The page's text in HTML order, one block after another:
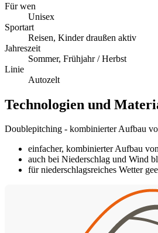
Für wen
Unisex
Sportart
Reisen, Kinder draußen aktiv
Jahreszeit
Sommer, Frühjahr / Herbst
Linie
Autozelt
Technologien und
Doublepitching - kombinierter Aufbau
einfacher, kombinierter Aufbau
auch bei Niederschlag und Wind
für niederschlagsreiches Wetter